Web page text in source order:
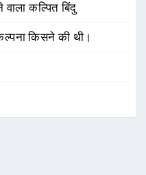
कल्पित बिंदु
किसने की थी।